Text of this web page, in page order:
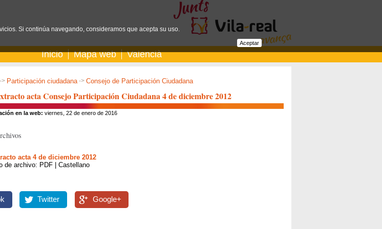
Inicio Mapa web Valencià
-> Participación ciudadana -> Consejo de Participación Ciudadana
acta Consejo Participación Ciudadana 4 de diciembre 2012
en la web: viernes, 22 de enero de 2016
acta 4 de diciembre 2012
de archivo: PDF | Castellano
Twitter Google+
Si continúa navegando, consideramos que acepta su uso.
Aceptar